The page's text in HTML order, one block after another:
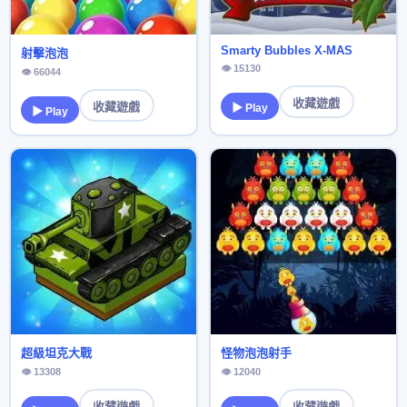
射擊泡泡
👁 66044
▶ Play 收藏遊戲
Smarty Bubbles X-MAS
👁 15130
▶ Play 收藏遊戲
超級坦克大戰
👁 13308
怪物泡泡射手
👁 12040